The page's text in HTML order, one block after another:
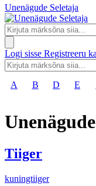
Unenägude Seletaja
Logi sisse Registreeru
A B D E
Tiiger
kuningtiiger